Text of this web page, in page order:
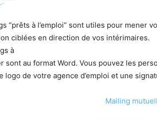
“prêts à l’emploi” sont utiles pour mener
ciblées en direction de vos intérimaires.
à
sont au format Word. Vous pouvez les
logo de votre agence d’emploi et une
Mailing